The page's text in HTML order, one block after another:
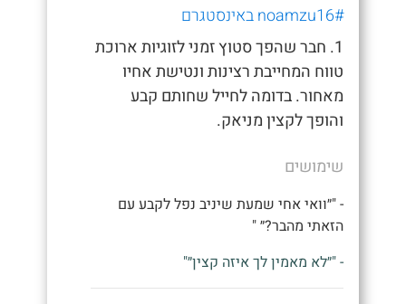
#noamzu16 באינסטגרם
1. חבר שהפך סטוץ זמני לזוגיות ארוכת
טווח המחייבת רצינות ונטישת אחיו
מאחור. בדומה לחייל שחותם קבע
והופך לקצין מניאק.
שימושים
- "״וואי אחי שמעת שיניב נפל לקבע עם
הזאתי מהבר?״ "
- "״לא מאמין לך איזה קצין״"